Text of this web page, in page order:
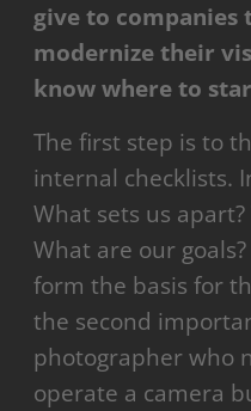
give to companies
modernize their
know where to
The first step is to
internal checklists.
What sets us
What are our
form the basis for
the second
photographer who
operate a camera